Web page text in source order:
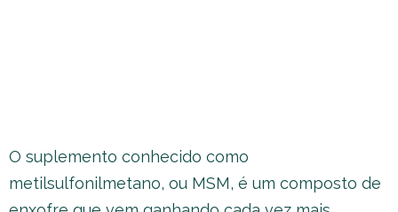
O suplemento conhecido como
metilsulfonilmetano, ou MSM, é um composto de